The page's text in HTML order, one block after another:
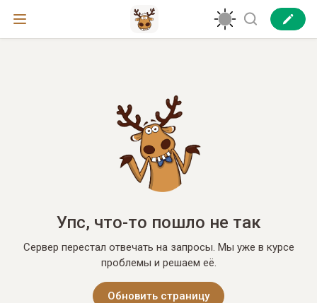
Упс, что-то пошло не так
Сервер перестал отвечать на запросы. Мы уже в курсе
проблемы и решаем её.
Обновить страницу